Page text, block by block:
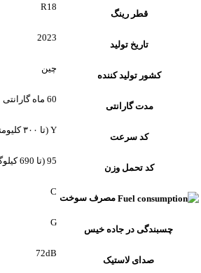
قطر رینگ
R18
تاریخ تولید
2023
کشور تولید کننده
چین
مدت گارانتی
60 ماه گارانتی
کد سرعت
Y (تا ۳۰۰ کلیومتر بر ساعت)
کد تحمل وزن
95 (تا 690 کیلوگرم)
مصرف سوخت
C
چسبندگی در جاده خیس
G
صدای لاستیک
72dB